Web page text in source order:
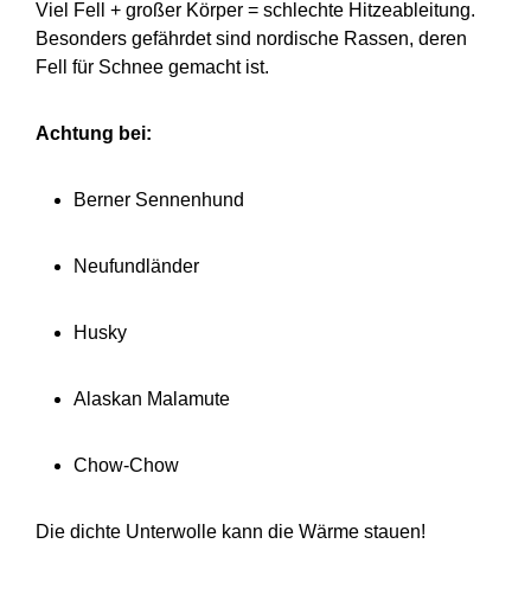
Viel Fell + großer Körper = schlechte Hitzeableitung.
Besonders gefährdet sind nordische Rassen, deren
Fell für Schnee gemacht ist.
Achtung bei:
Berner Sennenhund
Neufundländer
Husky
Alaskan Malamute
Chow-Chow
Die dichte Unterwolle kann die Wärme stauen!